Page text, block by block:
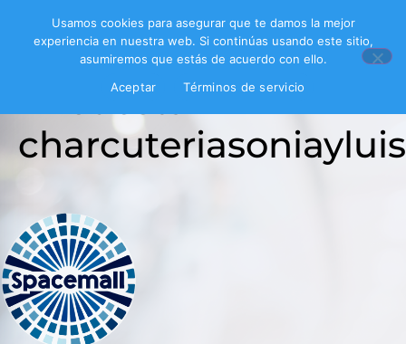
Encuesta
charcuteriasoniayluis
Usamos cookies para asegurar que te damos la mejor
experiencia en nuestra web. Si continúas usando este sitio,
asumiremos que estás de acuerdo con ello.
Aceptar
Términos de servicio